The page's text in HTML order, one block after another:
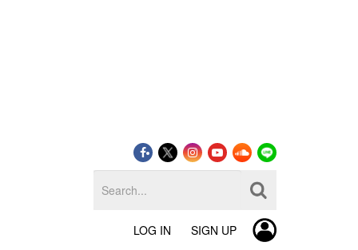
LOG IN SIGN UP